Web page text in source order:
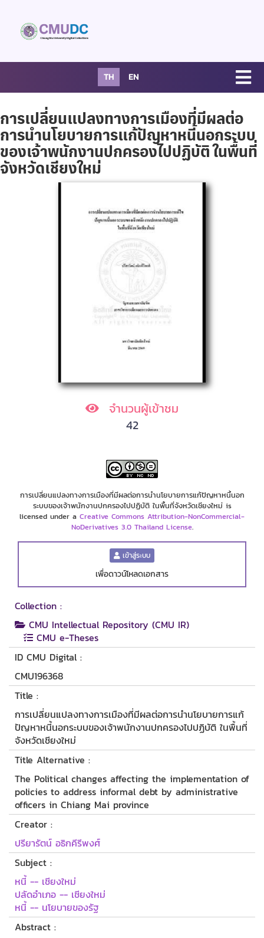
TH EN
การเปลี่ยนแปลงทางการเมืองที่มีผลต่อ
การนำนโยบายการแก้ปัญหาหนี้นอกระบบ
ของเจ้าพนักงานปกครองไปปฏิบัติ ในพื้นที่
จังหวัดเชียงใหม่
จำนวนผู้เข้าชม
42
การเปลี่ยนแปลงทางการเมืองที่มีผลต่อการนำนโยบายการแก้ปัญหาหนี้นอก
ระบบของเจ้าพนักงานปกครองไปปฏิบัติ ในพื้นที่จังหวัดเชียงใหม่ is
licensed under a Creative Commons Attribution-NonCommercial-
NoDerivatives 3.0 Thailand License.
เข้าสู่ระบบ
เพื่อดาวน์โหลดเอกสาร
Collection :
CMU Intellectual Repository (CMU IR)
CMU e-Theses
ID CMU Digital :
CMU196368
Title :
การเปลี่ยนแปลงทางการเมืองที่มีผลต่อการนำนโยบายการแก้
ปัญหาหนี้นอกระบบของเจ้าพนักงานปกครองไปปฏิบัติ ในพื้นที่
จังหวัดเชียงใหม่
Title Alternative :
The Political changes affecting the implementation of
policies to address informal debt by administrative
officers in Chiang Mai province
Creator :
ปรียารัตน์ อธิกคีรีพงศ์
Subject :
หนี้ -- เชียงใหม่
ปลัดอำเภอ -- เชียงใหม่
หนี้ -- นโยบายของรัฐ
Abstract :